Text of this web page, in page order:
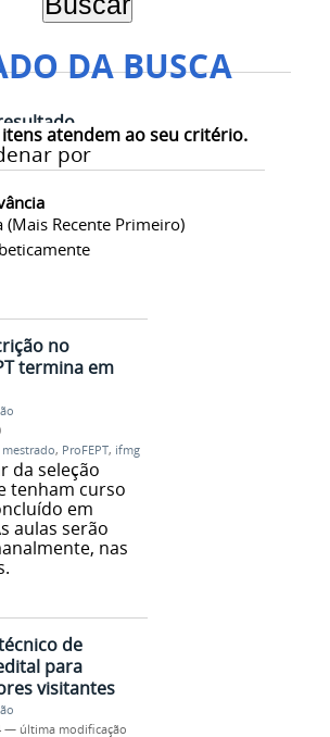
DA BUSCA
atendem ao seu critério.
por
(mais Recente Primeiro)
de
(Edital
preliminar,edital
no
termina em
mestrado, ProFEPT, ifmg
da seleção
tenham curso
em
aulas serão
nas
de
para
visitantes
— última modificação